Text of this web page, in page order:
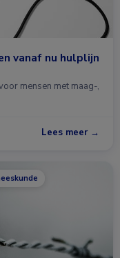
vanaf nu hulplijn
mensen met maag-,
Lees meer →